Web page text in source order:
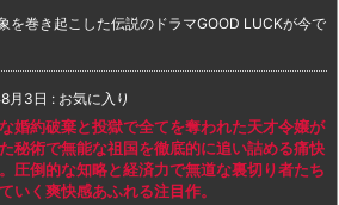
を巻き起こした伝説のドラマGOOD LUCKが今で
月3日 : お気に入り
婚約破棄と投獄で全てを奪われた天才令嬢が
秘術で無能な祖国を徹底的に追い詰める痛快
圧倒的な知略と経済力で無道な裏切り者たち
いく爽快感あふれる注目作。